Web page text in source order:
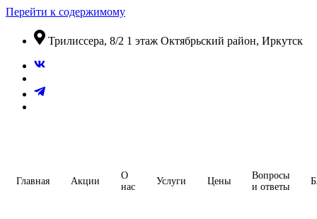
Перейти к содержимому
​Трилиссера, 8/2​ 1 этаж​ Октябрьский район, Иркутск
Главная Акции
О
нас
Услуги Цены
Вопросы
и ответы